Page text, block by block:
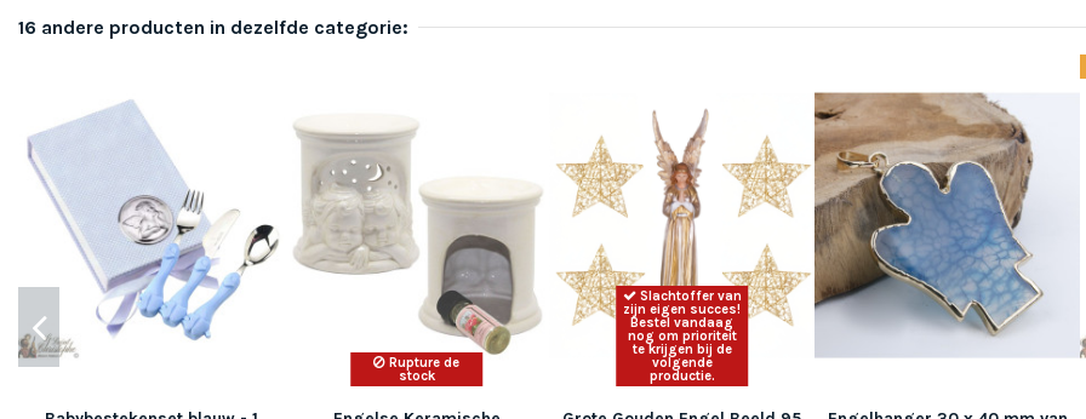
16 andere producten in dezelfde categorie:
Rupture de
stock
Slachtoffer van
zijn eigen succes!
Bestel vandaag
nog om prioriteit
te krijgen bij de
volgende
productie.